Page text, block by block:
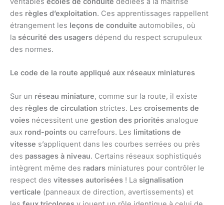
des règles d’exploitation. Ces apprentissages rappellent
étrangement les leçons de conduite automobiles, où
la sécurité des usagers dépend du respect scrupuleux
des normes.
Le code de la route appliqué aux réseaux miniatures
Sur un réseau miniature, comme sur la route, il existe
des règles de circulation strictes. Les croisements de
voies nécessitent une gestion des priorités analogue
aux rond-points ou carrefours. Les limitations de
vitesse s’appliquent dans les courbes serrées ou près
des passages à niveau. Certains réseaux sophistiqués
intègrent même des radars miniatures pour contrôler le
respect des vitesses autorisées ! La signalisation
verticale (panneaux de direction, avertissements) et